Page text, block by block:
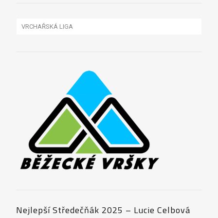
ČÁP 2017
BIŠÍK 2016
BIŠÍK 2013
BIŠÍK 2012
VRCHAŘSKÁ LIGA
Nejlepší Středečňák 2025 – Lucie Celbová